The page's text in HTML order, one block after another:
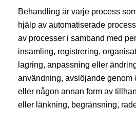
Behandling är varje process
hjälp av automatiserade
av processer i samband med
insamling, registrering,
lagring, anpassning eller
användning, avslöjande genom
eller någon annan form av
eller länkning, begränsning,